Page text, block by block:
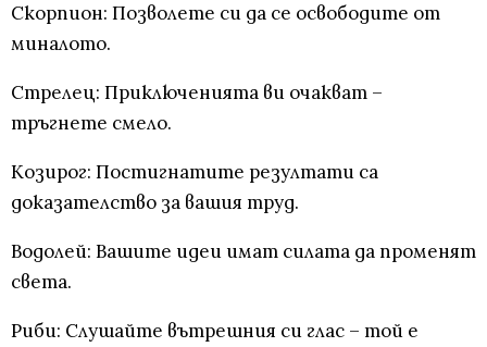
Скорпион: Позволете си да се освободите от
миналото.
Стрелец: Приключенията ви очакват –
тръгнете смело.
Козирог: Постигнатите резултати са
доказателство за вашия труд.
Водолей: Вашите идеи имат силата да променят
света.
Риби: Слушайте вътрешния си глас – той е